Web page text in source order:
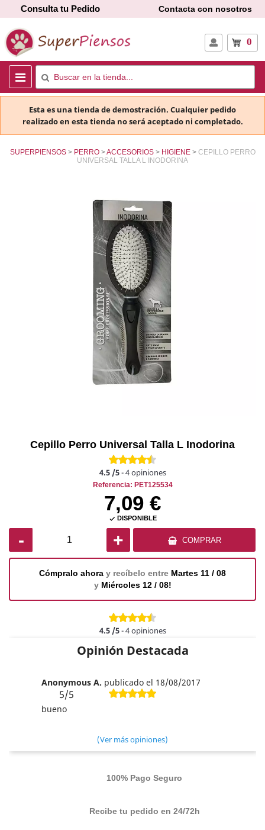
Consulta tu Pedido Contacta con nosotros
0
Esta es una tienda de demostración. Cualquier pedido
realizado en esta tienda no será aceptado ni completado.
SUPERPIENSOS PERRO ACCESORIOS HIGIENE
CEPILLO PERRO
UNIVERSAL TALLA L INODORINA
Cepillo Perro Universal Talla L Inodorina
4.5/5-4opiniones
Referencia: PET125534
7,09 €
 DISPONIBLE
- + COMPRAR
Cómpralo ahora y recíbelo entre Martes 11 / 08
y Miércoles 12 / 08!
4.5/5-4opiniones
Opinión Destacada
Anonymous A. publicado el 18/08/2017
5/5
bueno
(Ver más opiniones)
100% Pago Seguro
Recibe tu pedido en 24/72h